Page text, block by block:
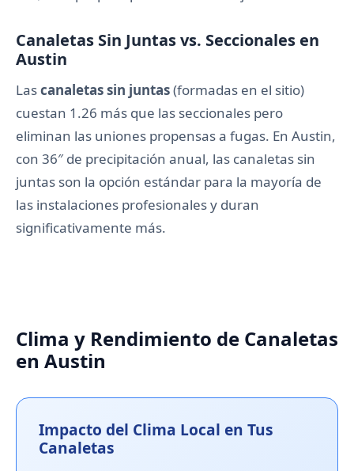
Canaletas Sin Juntas vs. Seccionales en
Austin
Lascanaletas sin juntas(formadas en el sitio)
cuestan 1.26 más que las seccionales pero
eliminan las uniones propensas a fugas. En Austin,
con 36″ de precipitación anual, las canaletas sin
juntas son la opción estándar para la mayoría de
las instalaciones profesionales y duran
significativamente más.
Clima y Rendimiento de Canaletas
en Austin
Impacto del Clima Local en Tus
Canaletas